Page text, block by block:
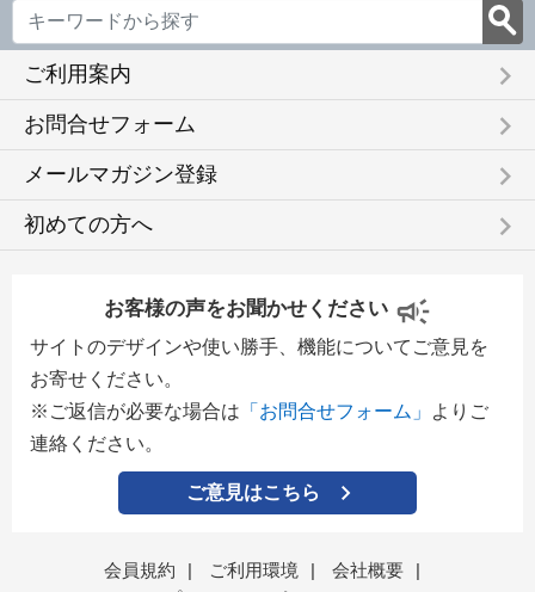
ご利用案内 keyboard_arrow_right
お問合せフォーム keyboard_arrow_right
メールマガジン登録 keyboard_arrow_right
初めての方へ keyboard_arrow_right
お客様の声をお聞かせください
サイトのデザインや使い勝手、機能についてご意見を
お寄せください。
※ご返信が必要な場合は 「お問合せフォーム」
よりご
連絡ください。
ご意見はこちら
会員規約 | ご利用環境 | 会社概要
|